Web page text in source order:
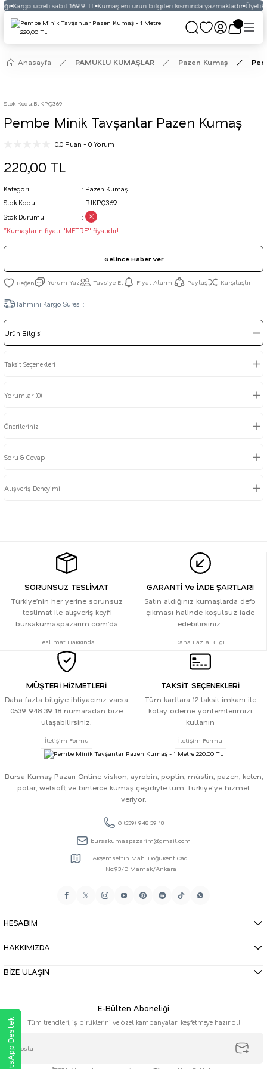
Kargo ücreti sabit 169.9 TL Kumaş eni ürün bilgileri kısmında yazmaktadır Üyelikli
Anasayfa PAMUKLU KUMAŞLAR Pazen Kumaş
Stok Kodu:BJKPQ369
Pembe Minik Tavşanlar Pazen Kumaş
0.0 Puan - 0 Yorum
220,00 TL
Kategori
Pazen Kumaş
Stok Kodu
BJKPQ369
Stok Durumu
*Kumaşların fiyatı ''METRE'' fiyatıdır!
Gelince Haber Ver
Yorum Yaz Tavsiye Et Fiyat Alarmı Paylaş Karşılaştır
Tahmini Kargo Süresi :
Ürün Bilgisi
Taksit Seçenekleri
Yorumlar (0)
Önerileriniz
Soru & Cevap
Alışveriş Deneyimi
SORUNSUZ TESLİMAT
Türkiye’nin her yerine sorunsuz
teslimat ile alışveriş keyfi
bursakumaspazarim.com’da
Teslimat Hakkında
GARANTİ Ve İADE ŞARTLARI
Satın aldığınız kumaşlarda defo
çıkması halinde koşulsuz iade
edebilirsiniz.
Daha Fazla Bilgi
MÜŞTERİ HİZMETLERİ
Daha fazla bilgiye ihtiyacınız varsa
0539 948 39 18 numaradan bize
ulaşabilirsiniz.
İletişim Formu
TAKSİT SEÇENEKLERİ
Tüm kartlara 12 taksit imkanı ile
kolay ödeme yöntemlerimizi
kullanın
İletişim Formu
Bursa Kumaş Pazarı Online viskon, ayrobin, poplin, müslin, pazen, keten,
polar, welsoft ve binlerce kumaş çeşidiyle tüm Türkiye'ye hizmet
veriyor.
0 (539) 948 39 18
bursakumaspazarim@gmail.com
Akşemsettin Mah. Doğukent Cad.
No:93/D Mamak/Ankara
HESABIM
HAKKIMIZDA
BİZE ULAŞIN
E-Bülten Aboneliği
Tüm trendleri, iş birliklerini ve özel kampanyaları keşfetmeye hazır ol!
WhatsApp Destek